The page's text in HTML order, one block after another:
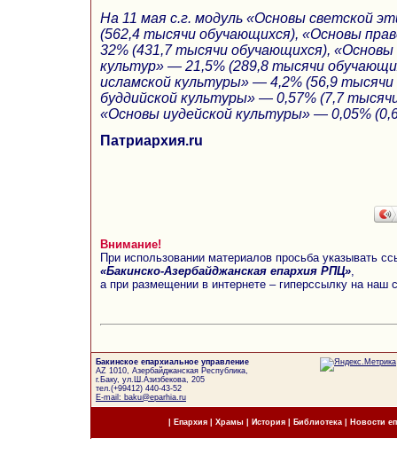
На 11 мая с.г. модуль «Основы светской
(562,4 тысячи обучающихся), «Основы
32% (431,7 тысячи обучающихся), «Основы
культур» — 21,5% (289,8 тысячи
исламской культуры» — 4,2% (56,9
буддийской культуры» — 0,57% (7,7
«Основы иудейской культуры» — 0,05%
Патриархия.ru
Внимание!
При использовании материалов просьба указывать
«Бакинско-Азербайджанская епархия РПЦ»
а при размещении в интернете – гиперссылку на наш
Бакинское епархиальное управление
AZ 1010, Азербайджанская Республика,
г.Баку, ул.Ш.Азизбекова, 205
тел.(+99412) 440-43-52
E-mail: baku@eparhia.ru
Епархия| Храмы История| Библиотека Новости